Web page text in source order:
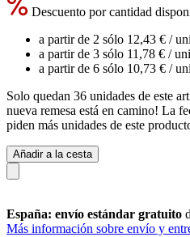
Descuento por cantidad
a partir de 2 sólo 12,43 € /
a partir de 3 sólo 11,78 € /
a partir de 6 sólo 10,73 € /
Solo quedan 36 unidades de este
nueva remesa está en camino! La
piden más unidades de este
Añadir a la cesta
España: envío estándar gratuito
Más información sobre envío y